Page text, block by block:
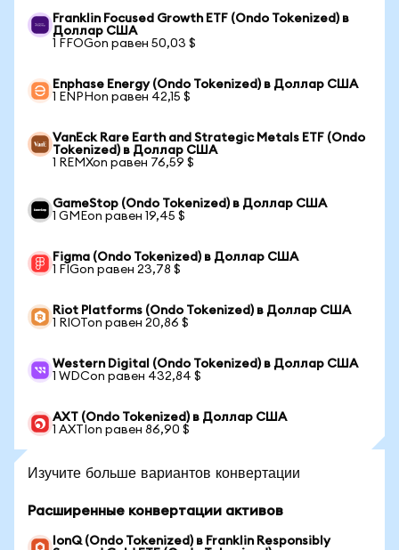
Franklin Focused Growth ETF (Ondo Tokenized) в
Доллар США
1 FFOGon равен 50,03 $
Enphase Energy (Ondo Tokenized) в Доллар США
1 ENPHon равен 42,15 $
VanEck Rare Earth and Strategic Metals ETF (Ondo
Tokenized) в Доллар США
1 REMXon равен 76,59 $
GameStop (Ondo Tokenized) в Доллар США
1 GMEon равен 19,45 $
Figma (Ondo Tokenized) в Доллар США
1 FIGon равен 23,78 $
Riot Platforms (Ondo Tokenized) в Доллар США
1 RIOTon равен 20,86 $
Western Digital (Ondo Tokenized) в Доллар США
1 WDCon равен 432,84 $
AXT (Ondo Tokenized) в Доллар США
1 AXTIon равен 86,90 $
Изучите больше вариантов конвертации
Расширенные конвертации активов
IonQ (Ondo Tokenized) в Franklin Responsibly